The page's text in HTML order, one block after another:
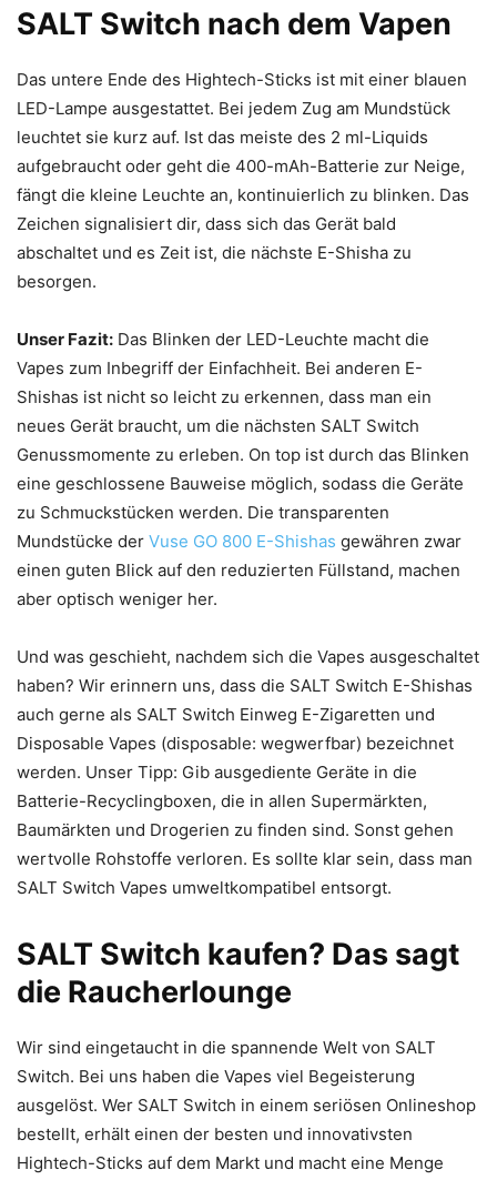
SALT Switch nach dem Vapen
Das untere Ende des Hightech-Sticks ist mit einer blauen
LED-Lampe ausgestattet. Bei jedem Zug am Mundstück
leuchtet sie kurz auf. Ist das meiste des 2 ml-Liquids
aufgebraucht oder geht die 400-mAh-Batterie zur Neige,
fängt die kleine Leuchte an, kontinuierlich zu blinken. Das
Zeichen signalisiert dir, dass sich das Gerät bald
abschaltet und es Zeit ist, die nächste E-Shisha zu
besorgen.
Unser Fazit: Das Blinken der LED-Leuchte macht die
Vapes zum Inbegriff der Einfachheit. Bei anderen E-
Shishas ist nicht so leicht zu erkennen, dass man ein
neues Gerät braucht, um die nächsten SALT Switch
Genussmomente zu erleben. On top ist durch das Blinken
eine geschlossene Bauweise möglich, sodass die Geräte
zu Schmuckstücken werden. Die transparenten
Mundstücke der Vuse GO 800 E-Shishas gewähren zwar
einen guten Blick auf den reduzierten Füllstand, machen
aber optisch weniger her.
Und was geschieht, nachdem sich die Vapes ausgeschaltet
haben? Wir erinnern uns, dass die SALT Switch E-Shishas
auch gerne als SALT Switch Einweg E-Zigaretten und
Disposable Vapes (disposable: wegwerfbar) bezeichnet
werden. Unser Tipp: Gib ausgediente Geräte in die
Batterie-Recyclingboxen, die in allen Supermärkten,
Baumärkten und Drogerien zu finden sind. Sonst gehen
wertvolle Rohstoffe verloren. Es sollte klar sein, dass man
SALT Switch Vapes umweltkompatibel entsorgt.
SALT Switch kaufen? Das sagt
die Raucherlounge
Wir sind eingetaucht in die spannende Welt von SALT
Switch. Bei uns haben die Vapes viel Begeisterung
ausgelöst. Wer SALT Switch in einem seriösen Onlineshop
bestellt, erhält einen der besten und innovativsten
Hightech-Sticks auf dem Markt und macht eine Menge